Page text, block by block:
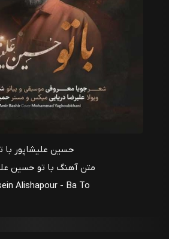
حسین علیشاپور با
متن آهنگ با تو حسین
Alishapour - Ba To